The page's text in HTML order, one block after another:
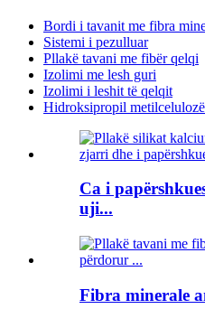
Bordi i tavanit me fibra
Sistemi i pezulluar
Pllakë tavani me fibër qelqi
Izolimi me lesh guri
Izolimi i leshit të qelqit
Hidroksipropil metilcelulozë
Ca i
uji...
Fibra minerale